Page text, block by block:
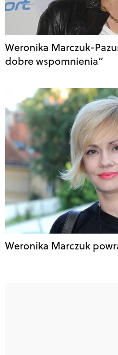
Weronika Marczuk-
dobre wspomnienia”
Weronika Marczuk